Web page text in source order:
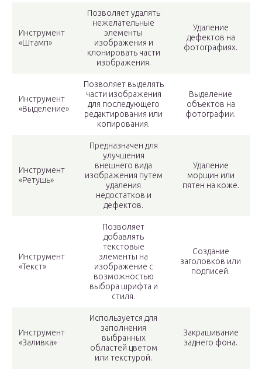
Инструмент
«Штамп»
Позволяет удалять
нежелательные
элементы
изображения и
клонировать части
изображения.
Удаление
дефектов на
фотографиях.
Инструмент
«Выделение»
Позволяет выделять
части изображения
для последующего
редактирования или
копирования.
Выделение
объектов на
фотографии.
Инструмент
«Ретушь»
Предназначен для
улучшения
внешнего вида
изображения путем
удаления
недостатков и
дефектов.
Удаление
морщин или
пятен на коже.
Инструмент
«Текст»
Позволяет
добавлять
текстовые
элементы на
изображение с
возможностью
выбора шрифта и
стиля.
Создание
заголовков или
подписей.
Инструмент
«Заливка»
Используется для
заполнения
выбранных
областей цветом
или текстурой.
Закрашивание
заднего фона.